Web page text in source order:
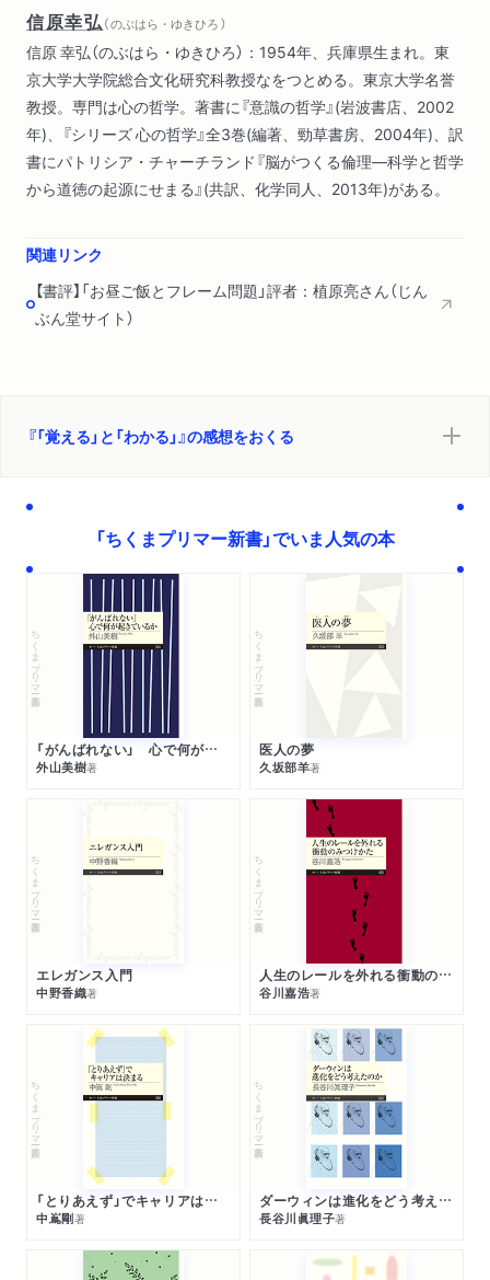
信原幸弘（ のぶはら・ゆきひろ ）
信原 幸弘（のぶはら・ゆきひろ）：1954年、兵庫県生まれ。東
京大学大学院総合文化研究科教授なをつとめる。東京大学名誉
教授。専門は心の哲学。著書に『意識の哲学』(岩波書店、2002
年)、『シリーズ 心の哲学』全3巻(編著、勁草書房、2004年)、訳
書にパトリシア・チャーチランド『脳がつくる倫理―科学と哲学
から道徳の起源にせまる』(共訳、化学同人、2013年)がある。
関連リンク
【書評】「お昼ご飯とフレーム問題」評者：植原亮さん（じん
ぶん堂サイト）
『「覚える」と「わかる」』の感想をおくる
「ちくまプリマー新書」でいま人気の本
ちくまプリマー新書
「がんばれない」 心で何が起きているか
外山美樹著
ちくまプリマー新書
医人の夢
久坂部羊著
ちくまプリマー新書
エレガンス入門
中野香織著
ちくまプリマー新書
人生のレールを外れる衝動のみつけかた
谷川嘉浩著
ちくまプリマー新書
「とりあえず」でキャリアは決まる
中嶌剛著
ちくまプリマー新書
ダーウィンは進化をどう考えたのか
長谷川眞理子著